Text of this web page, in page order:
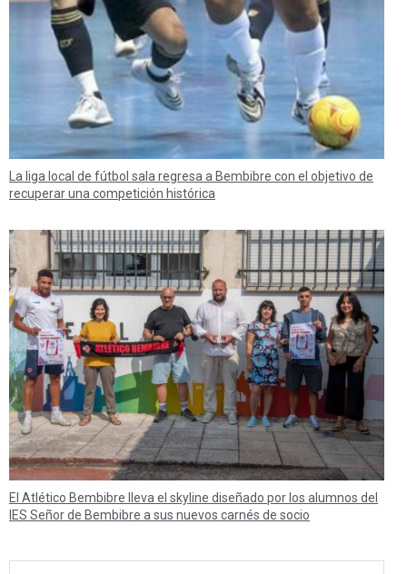
La liga local de fútbol sala regresa a Bembibre con el objetivo de
recuperar una competición histórica
El Atlético Bembibre lleva el skyline diseñado por los alumnos del
IES Señor de Bembibre a sus nuevos carnés de socio